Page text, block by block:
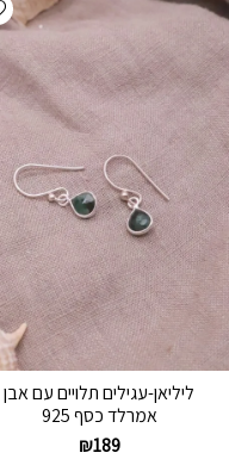
ליליאן-עגילים תלויים עם אבן
אמרלד כסף 925
₪189